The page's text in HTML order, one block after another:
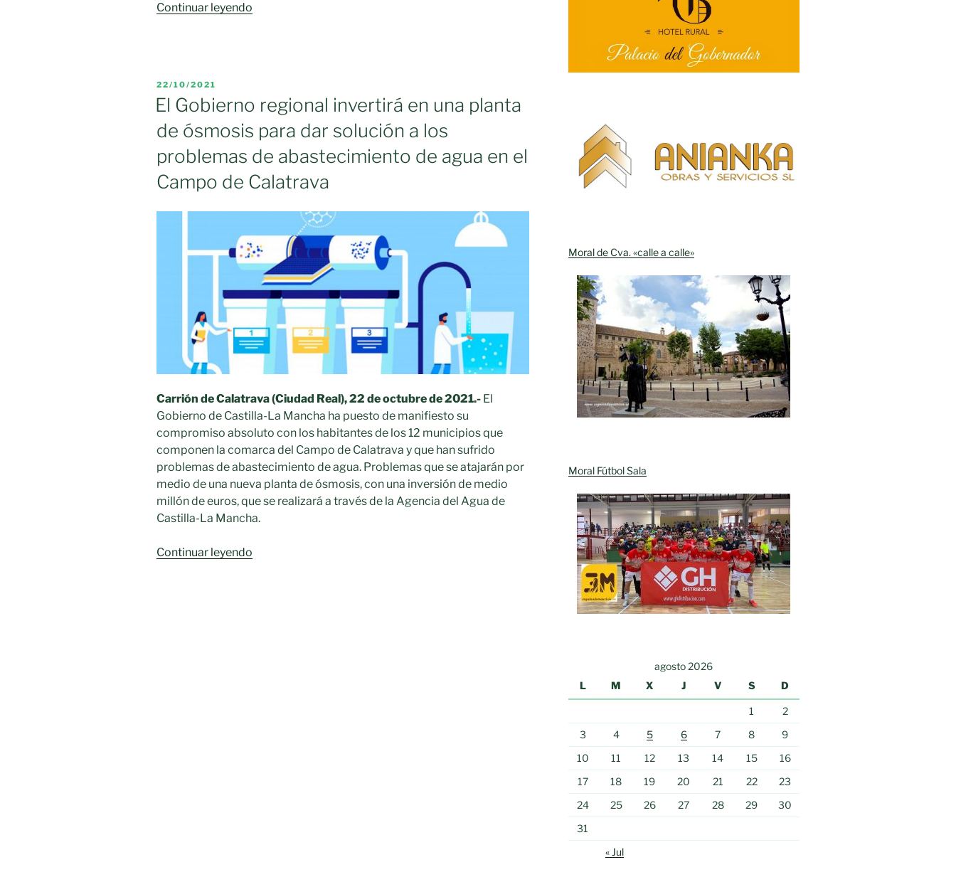
Continuar leyendo
la
Vega
del
Jabalón
disponen
sus
de
agua
de
calidad»
PUBLICADO
EL
22/10/2021
El Gobierno regional invertirá en una planta
de ósmosis para dar solución a los
problemas de abastecimiento de agua en el
Campo de Calatrava
Carrión de Calatrava (Ciudad Real), 22 de octubre de 2021.- El
Gobierno de Castilla-La Mancha ha puesto de manifiesto su
compromiso absoluto con los habitantes de los 12 municipios que
componen la comarca del Campo de Calatrava y que han sufrido
problemas de abastecimiento de agua. Problemas que se atajarán por
medio de una nueva planta de ósmosis, con una inversión de medio
millón de euros, que se realizará a través de la Agencia del Agua de
Castilla-La Mancha.
Continuar leyendo
Moral de Cva. «calle a calle»
Moral Fútbol Sala
agosto 2026
L
M X J V S D
1
2
3
4 5 6 7 8
9
10
11 12 13 14 15
16
17
18 19 20 21 22
23
24
25 26 27 28 29
30
31
« Jul